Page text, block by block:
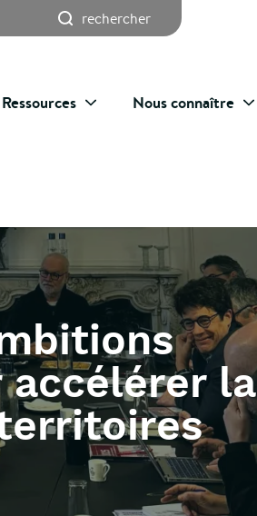
Ressources Nous connaître
la